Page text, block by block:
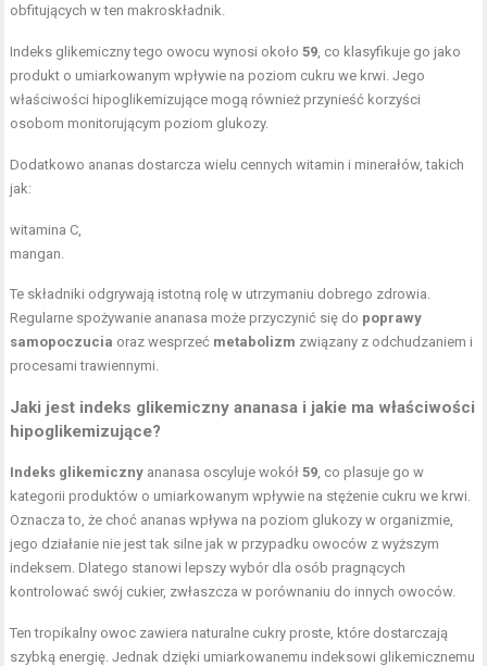
obfitujących w ten makroskładnik.
Indeks glikemiczny tego owocu wynosi około59 , co klasyfikuje go jako
produkt o umiarkowanym wpływie na poziom cukru we krwi. Jego
właściwości hipoglikemizujące mogą również przynieść korzyści
osobom monitorującym poziom glukozy.
Dodatkowo ananas dostarcza wielu cennych witamin i minerałów, takich
jak:
witamina C,
mangan.
Te składniki odgrywają istotną rolę w utrzymaniu dobrego zdrowia.
Regularne spożywanie ananasa może przyczynić się do poprawy
samopoczucia oraz wesprzeć metabolizm związany z odchudzaniem i
procesami trawiennymi.
Jaki jest indeks glikemiczny ananasa i jakie ma właściwości
hipoglikemizujące?
Indeks glikemiczny ananasa oscyluje wokół59 , co plasuje go w
kategorii produktów o umiarkowanym wpływie na stężenie cukru we krwi.
Oznacza to, że choć ananas wpływa na poziom glukozy w organizmie,
jego działanie nie jest tak silne jak w przypadku owoców z wyższym
indeksem. Dlatego stanowi lepszy wybór dla osób pragnących
kontrolować swój cukier, zwłaszcza w porównaniu do innych owoców.
Ten tropikalny owoc zawiera naturalne cukry proste, które dostarczają
szybką energię. Jednak dzięki umiarkowanemu indeksowi glikemicznemu